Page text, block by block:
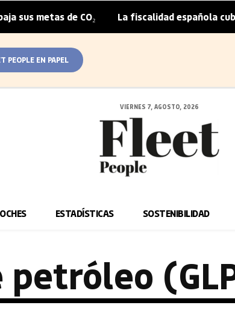
metas de CO₂ | La fiscalidad española
PEOPLE EN PAPEL
VIERNES 7, AGOSTO, 2026
ESTADÍSTICAS SOSTENIBILIDAD
petróleo